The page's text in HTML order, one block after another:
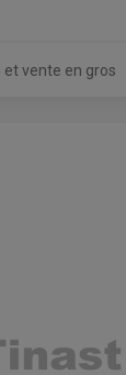
vente en gros